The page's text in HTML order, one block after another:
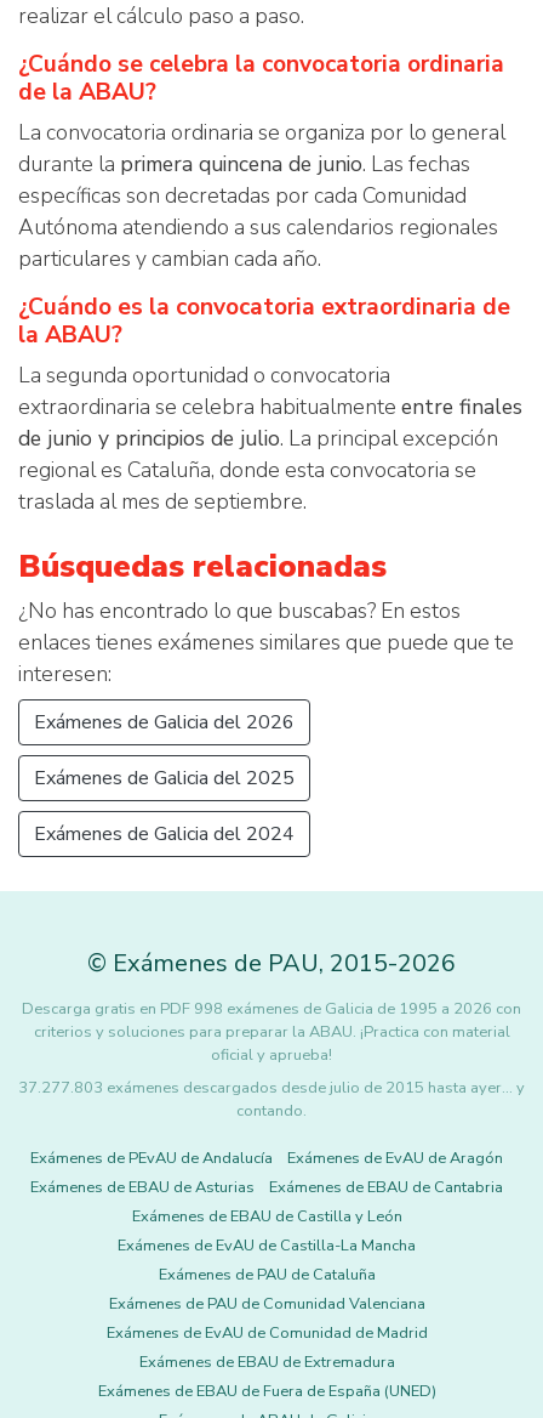
realizar el cálculo paso a paso.
¿Cuándo se celebra la convocatoria ordinaria
de la ABAU?
La convocatoria ordinaria se organiza por lo general
durante la primera quincena de junio. Las fechas
específicas son decretadas por cada Comunidad
Autónoma atendiendo a sus calendarios regionales
particulares y cambian cada año.
¿Cuándo es la convocatoria extraordinaria de
la ABAU?
La segunda oportunidad o convocatoria
extraordinaria se celebra habitualmente entre finales
de junio y principios de julio. La principal excepción
regional es Cataluña, donde esta convocatoria se
traslada al mes de septiembre.
Búsquedas relacionadas
¿No has encontrado lo que buscabas? En estos
enlaces tienes exámenes similares que puede que te
interesen:
Exámenes de Galicia del 2026
Exámenes de Galicia del 2025
Exámenes de Galicia del 2024
© Exámenes de PAU, 2015-2026
Descarga gratis en PDF 998 exámenes de Galicia de 1995 a 2026 con
criterios y soluciones para preparar la ABAU. ¡Practica con material
oficial y aprueba!
37.277.803 exámenes descargados desde julio de 2015 hasta ayer... y
contando.
Exámenes de PEvAU de Andalucía
Exámenes de EvAU de Aragón
Exámenes de EBAU de Asturias
Exámenes de EBAU de Cantabria
Exámenes de EBAU de Castilla y León
Exámenes de EvAU de Castilla-La Mancha
Exámenes de PAU de Cataluña
Exámenes de PAU de Comunidad Valenciana
Exámenes de EvAU de Comunidad de Madrid
Exámenes de EBAU de Extremadura
Exámenes de EBAU de Fuera de España (UNED)